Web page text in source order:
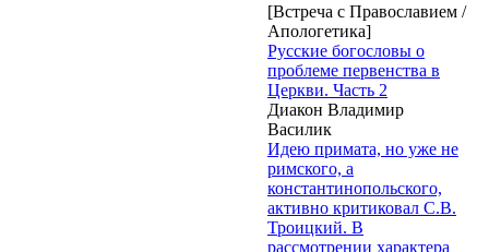
[Встреча с Православием /
Апологетика]
Русские богословы о
проблеме первенства в
Церкви. Часть 2
Диакон Владимир
Василик
Идею примата, но уже не
римского, а
константинопольского,
активно критиковал С.В.
Троицкий. В
рассмотрении характера